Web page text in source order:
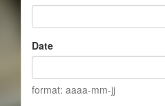
Date
format: aaaa-mm-jj